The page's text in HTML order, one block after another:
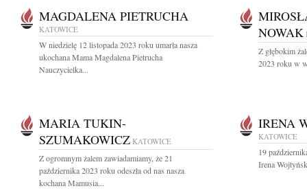
MAGDALENA PIETRUCHA
KATOWICE
W niedzielę 12 listopada 2023 roku umarła nasza
ukochana Mama Magdalena Pietrucha
Nauczycielka...
NOWAK
Z głębokim
2023 roku w
MARIA TUKIN-
SZUMAKOWICZ KATOWICE
Z ogromnym żalem zawiadamiamy, że 21
października 2023 roku odeszła od nas nasza
kochana Mamusia...
IRENA
KATOWICE
19
Irena